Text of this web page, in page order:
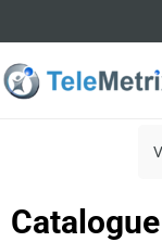
au
contenu
for: